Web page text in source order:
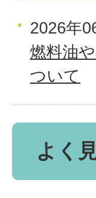
2026年
燃料油
ついて
よく